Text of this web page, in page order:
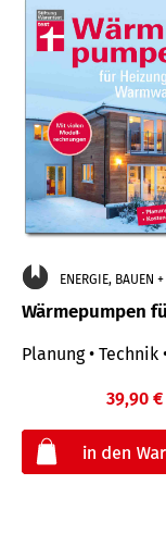
ENERGIE, BAUEN
Wärmepumpen
Planung • Technik
39,90 €